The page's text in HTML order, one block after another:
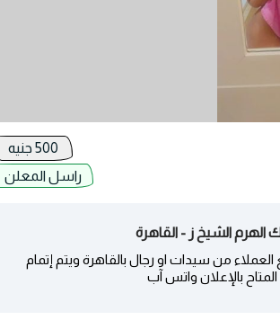
راسل المعلن
من سيدات او رجال بالقاهرة ويتم إتمام
بالإعلان واتس آب